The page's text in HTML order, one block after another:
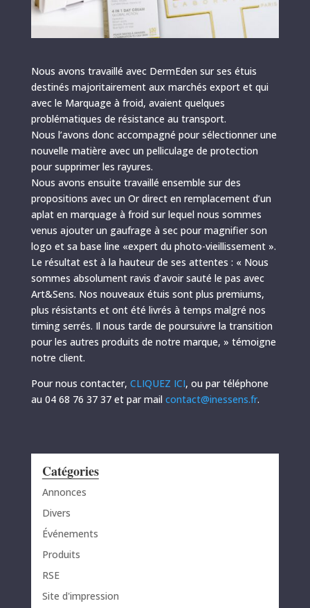
Nous avons travaillé avec DermEden sur ses étuis
destinés majoritairement aux marchés export et qui
avec le Marquage à froid, avaient quelques
problématiques de résistance au transport.
Nous l’avons donc accompagné pour sélectionner une
nouvelle matière avec un pelliculage de protection
pour supprimer les rayures.
Nous avons ensuite travaillé ensemble sur des
propositions avec un Or direct en remplacement d’un
aplat en marquage à froid sur lequel nous sommes
venus ajouter un gaufrage à sec pour magnifier son
logo et sa base line «expert du photo-vieillissement ».
Le résultat est à la hauteur de ses attentes : « Nous
sommes absolument ravis d’avoir sauté le pas avec
Art&Sens. Nos nouveaux étuis sont plus premiums,
plus résistants et ont été livrés à temps malgré nos
timing serrés. Il nous tarde de poursuivre la transition
pour les autres produits de notre marque, » témoigne
notre client.
Pour nous contacter, CLIQUEZ ICI, ou par téléphone
au 04 68 76 37 37 et par mail contact@inessens.fr.
Catégories
Annonces
Divers
Événements
Produits
RSE
Site d'impression